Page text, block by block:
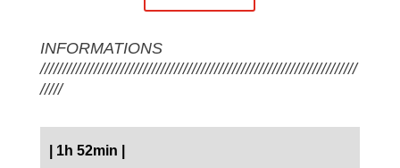
INFORMATIONS
///////////////////////////////////////////////////////////////////////
/////
1h 52min